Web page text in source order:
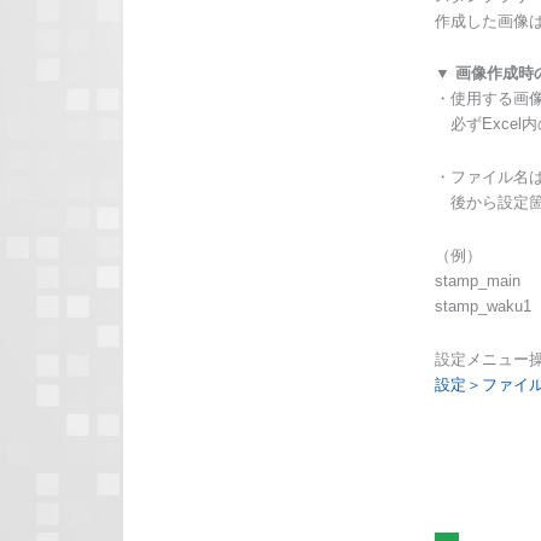
作成した画像
▼ 画像作成時
・使用する画
必ずExcel内
・ファイル名
後から設定
（例）
stamp_main
stamp_waku1
設定メニュー
設定＞ファイ